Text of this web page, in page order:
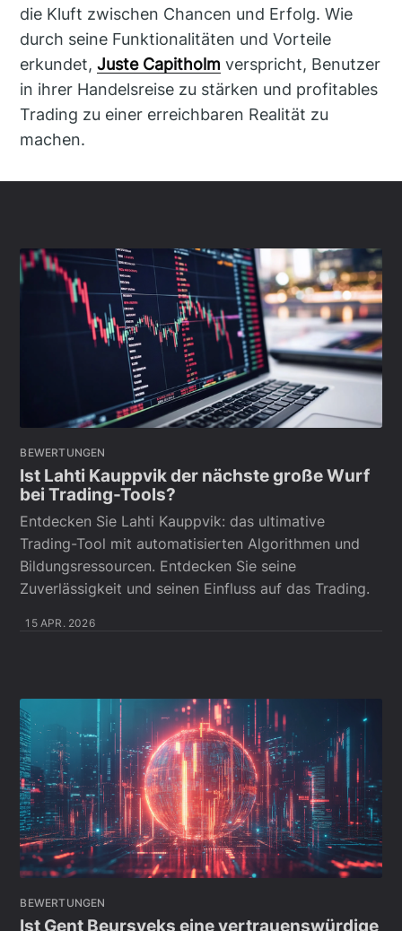
die Kluft zwischen Chancen und Erfolg. Wie
durch seine Funktionalitäten und Vorteile
erkundet,Juste Capitholm verspricht, Benutzer
in ihrer Handelsreise zu stärken und profitables
Trading zu einer erreichbaren Realität zu
machen.
BEWERTUNGEN
Ist Lahti Kauppvik der nächste große Wurf
bei Trading-Tools?
Entdecken Sie Lahti Kauppvik: das ultimative
Trading-Tool mit automatisierten Algorithmen und
Bildungsressourcen. Entdecken Sie seine
Zuverlässigkeit und seinen Einfluss auf das Trading.
15 APR. 2026
BEWERTUNGEN
Ist Gent Beursveks eine vertrauenswürdige